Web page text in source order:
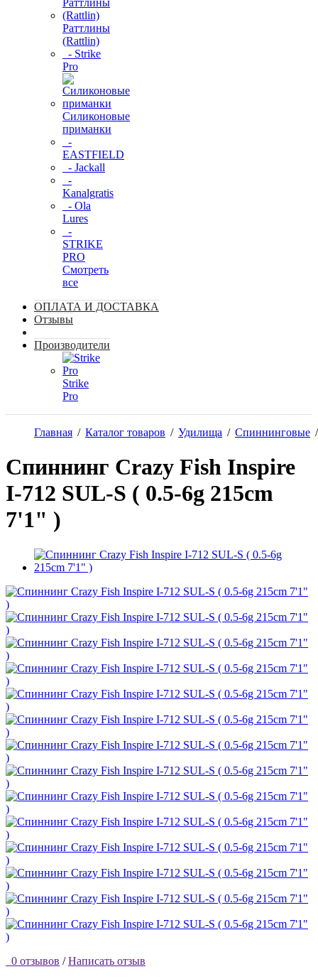
Раттлины
(Rattlin)
- Strike
Pro
Силиконовые
приманки
-
EASTFIELD
- Jackall
-
Kanalgratis
- Ola
Lures
-
STRIKE
PRO
Смотреть
все
ОПЛАТА И ДОСТАВКА
Отзывы
Производители
Strike
Pro
Главная / Каталог товаров / Удилища / Спиннинговые /
Спиннинг Crazy Fish Inspire
I-712 SUL-S ( 0.5-6g 215cm
7'1" )
0 отзывов / Написать отзыв